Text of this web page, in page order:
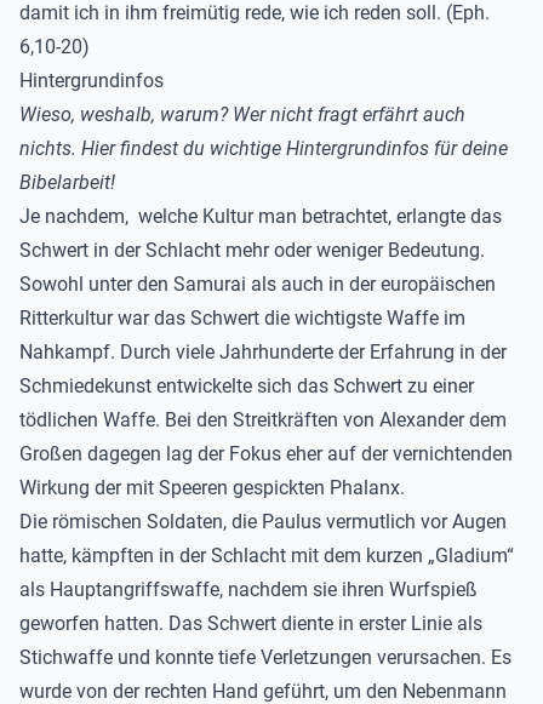
damit ich in ihm freimütig rede, wie ich reden soll. (Eph.
6,10-20)
Hintergrundinfos
Wieso, weshalb, warum? Wer nicht fragt erfährt auch
nichts. Hier findest du wichtige Hintergrundinfos für deine
Bibelarbeit!
Je nachdem, welche Kultur man betrachtet, erlangte das
Schwert in der Schlacht mehr oder weniger Bedeutung.
Sowohl unter den Samurai als auch in der europäischen
Ritterkultur war das Schwert die wichtigste Waffe im
Nahkampf. Durch viele Jahrhunderte der Erfahrung in der
Schmiedekunst entwickelte sich das Schwert zu einer
tödlichen Waffe. Bei den Streitkräften von Alexander dem
Großen dagegen lag der Fokus eher auf der vernichtenden
Wirkung der mit Speeren gespickten Phalanx.
Die römischen Soldaten, die Paulus vermutlich vor Augen
hatte, kämpften in der Schlacht mit dem kurzen „Gladium“
als Hauptangriffswaffe, nachdem sie ihren Wurfspieß
geworfen hatten. Das Schwert diente in erster Linie als
Stichwaffe und konnte tiefe Verletzungen verursachen. Es
wurde von der rechten Hand geführt, um den Nebenmann